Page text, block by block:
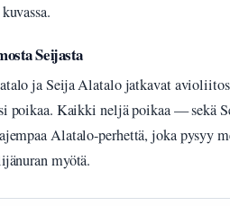
Seijasta
ja Seija Alatalo jatkavat
poikaa. Kaikki neljä poikaa — sekä
Alatalo-perhettä, joka pysyy
myötä.